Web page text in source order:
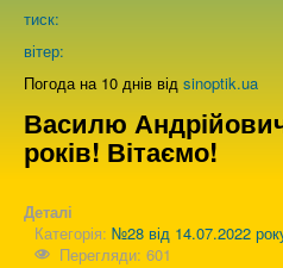
Про
тиск:
вітер:
Погода на 10 днів від sinoptik.ua
Василю
років! Вітаємо!
Деталі
Категорія: №28 від 14.07.2022
Перегляди: 601